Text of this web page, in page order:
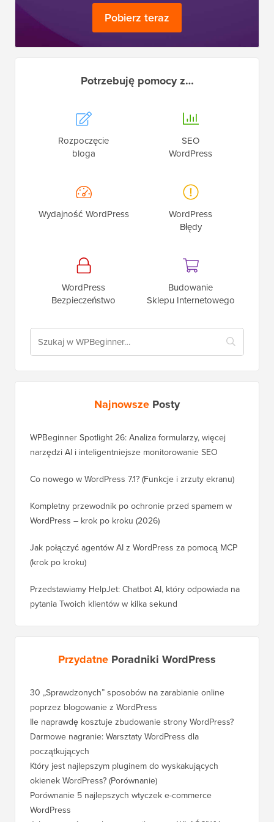
Pobierz teraz
Potrzebuję pomocy z…
Rozpoczęcie
bloga
SEO
WordPress
Wydajność WordPress
WordPress
Błędy
WordPress
Bezpieczeństwo
Budowanie
Sklepu Internetowego
Najnowsze Posty
WPBeginner Spotlight 26: Analiza formularzy, więcej
narzędzi AI i inteligentniejsze monitorowanie SEO
Co nowego w WordPress 7.1? (Funkcje i zrzuty ekranu)
Kompletny przewodnik po ochronie przed spamem w
WordPress – krok po kroku (2026)
Jak połączyć agentów AI z WordPress za pomocą MCP
(krok po kroku)
Przedstawiamy HelpJet: Chatbot AI, który odpowiada na
pytania Twoich klientów w kilka sekund
Przydatne Poradniki WordPress
30 „Sprawdzonych” sposobów na zarabianie online
poprzez blogowanie z WordPress
Ile naprawdę kosztuje zbudowanie strony WordPress?
Darmowe nagranie: Warsztaty WordPress dla
początkujących
Który jest najlepszym pluginem do wyskakujących
okienek WordPress? (Porównanie)